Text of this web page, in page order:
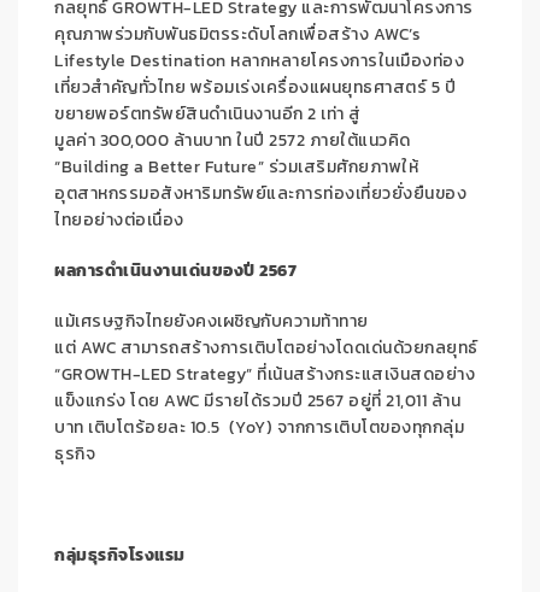
กลยุทธ์ GROWTH-LED Strategy และการพัฒนาโครงการ
คุณภาพร่วมกับพันธมิตรระดับโลกเพื่อสร้าง AWC’s
Lifestyle Destination หลากหลายโครงการในเมืองท่อง
เที่ยวสำคัญทั่วไทย พร้อมเร่งเครื่องแผนยุทธศาสตร์ 5 ปี
ขยายพอร์ตทรัพย์สินดำเนินงานอีก 2 เท่า สู่
มูลค่า 300,000 ล้านบาท ในปี 2572 ภายใต้แนวคิด
“Building a Better Future” ร่วมเสริมศักยภาพให้
อุตสาหกรรมอสังหาริมทรัพย์และการท่องเที่ยวยั่งยืนของ
ไทยอย่างต่อเนื่อง
ผลการดำเนินงานเด่นของปี2567
แม้เศรษฐกิจไทยยังคงเผชิญกับความท้าทาย
แต่ AWC สามารถสร้างการเติบโตอย่างโดดเด่นด้วยกลยุทธ์
“GROWTH-LED Strategy” ที่เน้นสร้างกระแสเงินสดอย่าง
แข็งแกร่ง โดย AWC มีรายได้รวมปี 2567 อยู่ที่ 21,011 ล้าน
บาท เติบโตร้อยละ 10.5 (YoY) จากการเติบโตของทุกกลุ่ม
ธุรกิจ
กลุ่มธุรกิจโรงแรม